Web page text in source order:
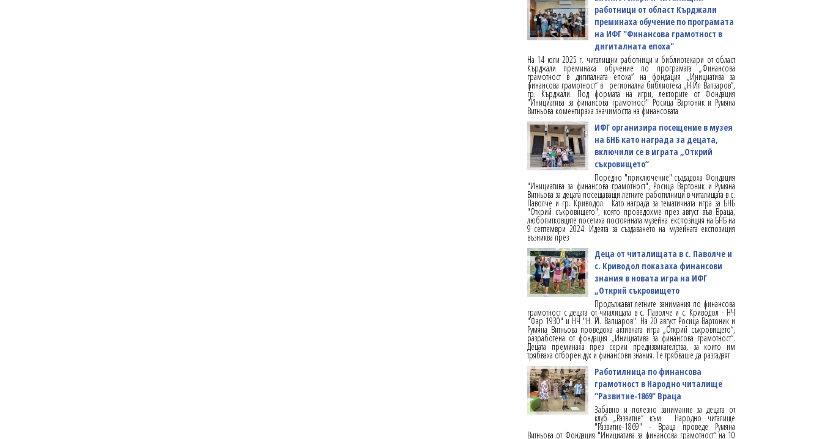
работници от област Кърджали
преминаха обучение по програмата
на ИФГ "Финансова грамотност в
дигиталната епоха"
На 14 юли 2025 г. читалищни работници и библиотекари от област
Кърджали преминаха обучение по програмата „Финансова
грамотност в дигиталната епоха“ на фондация „Инициатива за
финансова грамотност“ в регионална библиотека „Н.Йл Вапзаров”,
гр. Кърджали. Под формата на игри, лекторите от Фондация
"Инициатива за финансова грамотност" Росица Вартоник и Румяна
Витньова коментираха значимостта на финансовата
ИФГ организира посещение в музея
на БНБ като награда за децата,
включили се в играта „Открий
съкровището“
Поредно "приключение" създадоха Фондация
"Инициатива за финансова грамотност", Росица Вартоник и Румяна
Витньова за децата посещаващи летните работилници в читалищата в с.
Паволче и гр. Криводол. Като награда за тематичната игра за БНБ
"Открий съкровището", която проведохме през август във Враца,
любопитковците посетиха постоянната музейна експозиция на БНБ на
9 септември 2024. Идеята за създаването на музейната експозиция
възниква през
Деца от читалищата в с. Паволче и
с. Криводол показаха финансови
знания в новата игра на ИФГ
„Открий съкровището
Продължават летните занимания по финансова
грамотност с децата от читалищата в с. Паволче и с. Криводол - НЧ
"Фар 1930" и НЧ "Н. Й. Вапцаров". На 20 август Росица Вартоник и
Румяна Витньова проведоха активната игра „Открий съкровището“,
разработена от фондация „Инициатива за финансова грамотност“.
Децата преминаха през серии предизвикателства, за които им
трябваха отборен дух и финансови знания. Те трябваше да разгадаят
Работилница по финансова
грамотност в Народно читалище
"Развитие-1869" Враца
Забавно и полезно занимание за децата от
клуб „Развитие“ към Народно читалище
"Развитие-1869" - Враца проведе Румяна
Витньова от Фондация "Инициатива за финансова грамотност“ на 10